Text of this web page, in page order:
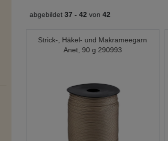
abgebildet 37 - 42 von 42
Strick-, Häkel- und Makrameegarn
Anet, 90 g 290993